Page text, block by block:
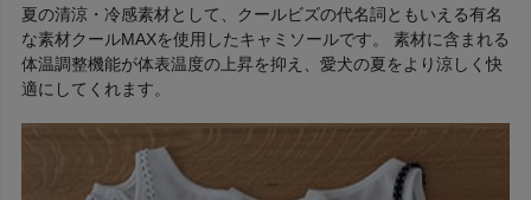
夏の清涼・冷感素材として、クールビズの代名詞ともいえる有名
な素材クールMAXを使用したキャミソールです。 素材に含まれる
体温調整機能が体表温度の上昇を抑え、愛犬の夏をより涼しく快
適にしてくれます。